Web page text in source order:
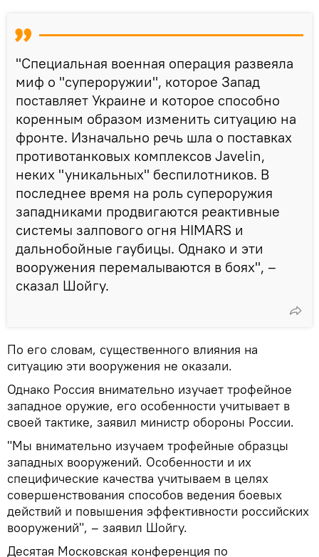
"Специальная военная операция развеяла
миф о "супероружии", которое Запад
поставляет Украине и которое способно
коренным образом изменить ситуацию на
фронте. Изначально речь шла о поставках
противотанковых комплексов Javelin,
неких "уникальных" беспилотников. В
последнее время на роль супероружия
западниками продвигаются реактивные
системы залпового огня HIMARS и
дальнобойные гаубицы. Однако и эти
вооружения перемалываются в боях", –
сказал Шойгу.
По его словам, существенного влияния на
ситуацию эти вооружения не оказали.
Однако Россия внимательно изучает трофейное
западное оружие, его особенности учитывает в
своей тактике, заявил министр обороны России.
"Мы внимательно изучаем трофейные образцы
западных вооружений. Особенности и их
специфические качества учитываем в целях
совершенствования способов ведения боевых
действий и повышения эффективности российских
вооружений", – заявил Шойгу.
Десятая Московская конференция по